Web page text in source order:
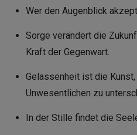
Wer den Augenblick
Sorge verändert die
Kraft der Gegenwart.
Gelassenheit ist die
Unwesentlichen zu
In der Stille findet die